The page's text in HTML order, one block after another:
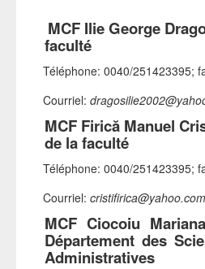
MCF Ilie George
faculté
Téléphone: 0040/251423395;
Courriel:dragosilie2002
MCF Firică Manuel
de la faculté
Téléphone: 0040/251423395;
Courriel:cristifirica@yahoo.com
MCF Ciocoiu
Département des
Administratives